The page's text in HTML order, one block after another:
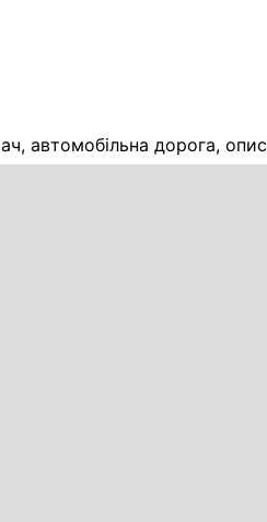
автомобільна дорога, опис